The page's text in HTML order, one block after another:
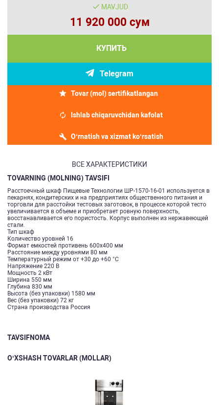
MAVJUD
11 920 000 сум
КУПИТЬ
Telegram
Tovar (mol) sertifikatlangan
Ishlab chiqaruvchidan kafolat
O‘rnatish va xizmat ko‘rsatish
ВСЕ ХАРАКТЕРИСТИКИ
TOVARNING (MOLNING) TAVSIFI
Расстоечный шкаф Пищевые Технологии ШР-1570-16-01 используется в
пекарнях, кондитерских и на предприятиях общественного питания и
торговли для расстойки тестовых заготовок, в процессе которой тесто
увеличивается в объеме и приобретает ровную поверхность,
восстанавливается его пористость. Корпус выполнен из нержавеющей
стали.
Тип шкаф
Количество уровней 16
Формат емкостей противень 600х400 мм
Расстояние между уровнями 80 мм
Температурный режим от +30 до +60 °С
Напряжение 220 В
Мощность 2 кВт
Ширина 550 мм
Глубина 830 мм
Высота (без упаковки) 1580 мм
Вес (без упаковки) 72 кг
Страна производства Россия
TAVSIFNOMA
O‘XSHASH TOVARLAR (MOLLAR)